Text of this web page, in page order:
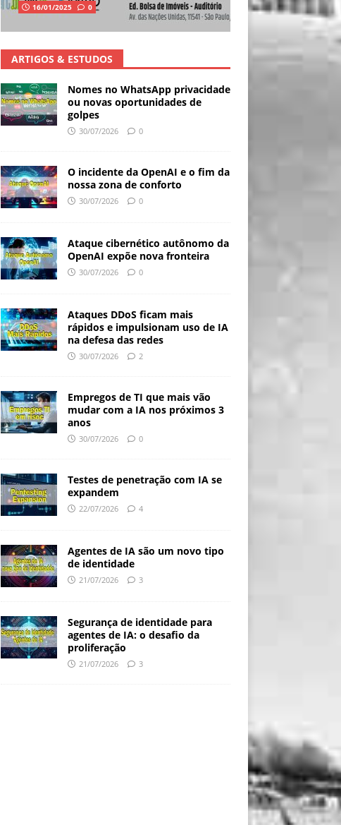
16/01/2025 0
ARTIGOS & ESTUDOS
Nomes no WhatsApp privacidade
ou novas oportunidades de
golpes
30/07/2026 0
O incidente da OpenAI e o fim da
nossa zona de conforto
30/07/2026 0
Ataque cibernético autônomo da
OpenAI expõe nova fronteira
30/07/2026 0
Ataques DDoS ficam mais
rápidos e impulsionam uso de IA
na defesa das redes
30/07/2026 2
Empregos de TI que mais vão
mudar com a IA nos próximos 3
anos
30/07/2026 0
Testes de penetração com IA se
expandem
22/07/2026 4
Agentes de IA são um novo tipo
de identidade
21/07/2026 3
Segurança de identidade para
agentes de IA: o desafio da
proliferação
21/07/2026 3